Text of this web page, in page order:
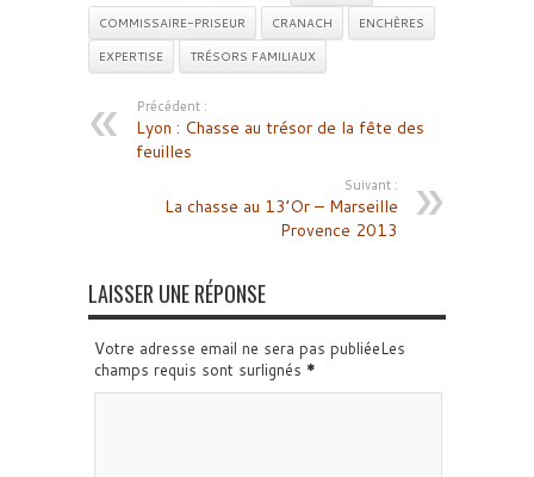
COMMISSAIRE-PRISEUR
CRANACH
ENCHÈRES
EXPERTISE
TRÉSORS FAMILIAUX
Précédent :
Lyon : Chasse au trésor de la fête des
feuilles
Suivant :
La chasse au 13’Or – Marseille
Provence 2013
LAISSER UNE RÉPONSE
Votre adresse email ne sera pas publiéeLes
champs requis sont surlignés *